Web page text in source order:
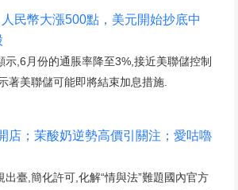
民幣大漲500點，美元開始抄底中
示,6月份的通脹率降至3%,接近美聯儲控制
著美聯儲可能即將結束加息措施.
店；茉酸奶逆勢高價引關注；愛咕嚕
出臺,簡化許可,化解“情與法”難題國內官方